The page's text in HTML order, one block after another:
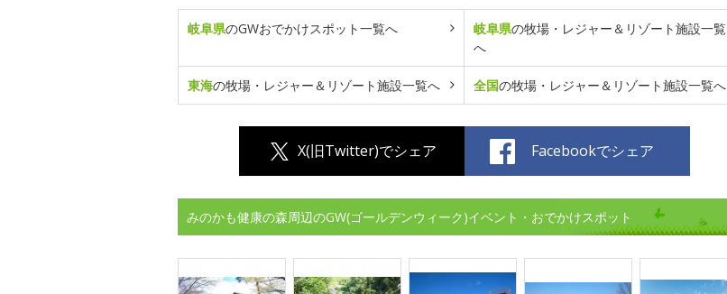
岐阜県のGWおでかけスポット一覧へ 岐阜県の牧場・レジャー＆リゾート施設一覧
へ
東海の牧場・レジャー＆リゾート施設一覧へ 全国の牧場・レジャー＆リゾート施設一覧へ
X(旧Twitter)でシェア Facebookでシェア
みのかも健康の森周辺のGW(ゴールデンウィーク)イベント・おでかけスポット